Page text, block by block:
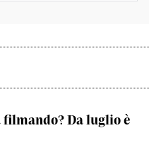
Da luglio è